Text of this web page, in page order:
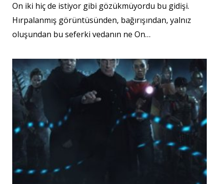
On iki hiç de istiyor gibi gözükmüyordu bu gidişi.
Hırpalanmış görüntüsünden, bağırışından, yalnız
oluşundan bu seferki vedanın ne On…